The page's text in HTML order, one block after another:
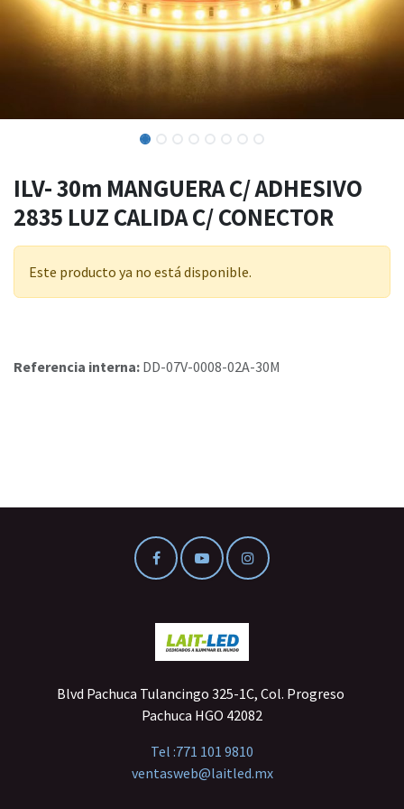
ILV- 30m MANGUERA C/ ADHESIVO
2835 LUZ CALIDA C/ CONECTOR
Este producto ya no está disponible.
Referencia interna: DD-07V-0008-02A-30M
Blvd Pachuca Tulancingo 325-1C, Col. Progreso
Pachuca HGO 42082
Tel :771 101 9810
ventasweb@laitled.mx